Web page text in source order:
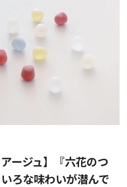
ージュ】『六花のつ
ろな味わいが潜んで